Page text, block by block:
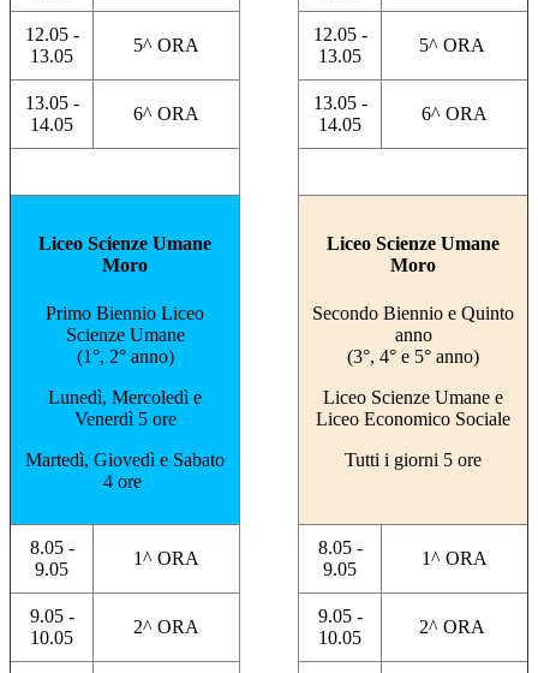
12.05 -
13.05
5^ ORA
12.05 -
13.05
5^ ORA
13.05 -
14.05
6^ ORA
13.05 -
14.05
6^ ORA
Liceo Scienze Umane
Moro
Primo Biennio Liceo
Scienze Umane
(1°, 2° anno)
Lunedì, Mercoledì e
Venerdì 5 ore
Martedì, Giovedì e Sabato
4 ore
Liceo Scienze Umane
Moro
Secondo Biennio e Quinto
anno
(3°, 4° e 5° anno)
Liceo Scienze Umane e
Liceo Economico Sociale
Tutti i giorni 5 ore
8.05 -
9.05
1^ ORA
8.05 -
9.05
1^ ORA
9.05 -
10.05
2^ ORA
9.05 -
10.05
2^ ORA